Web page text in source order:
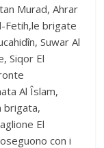
Murad, Ahrar
Fetih,le brigate
Suwar Al
Siqor El
Al Îslam,
brigata,
El
con i